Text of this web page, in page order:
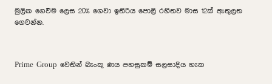
මුලික ගෙවීම ලෙස 20% ගෙවා ඉතිරිය පොලි රහිතව මාස 12ක් ඇතුලත
ගෙවන්න.
Prime Group වෙතින් බැංකු ණය පහසුකම් සලසාදිය හැක